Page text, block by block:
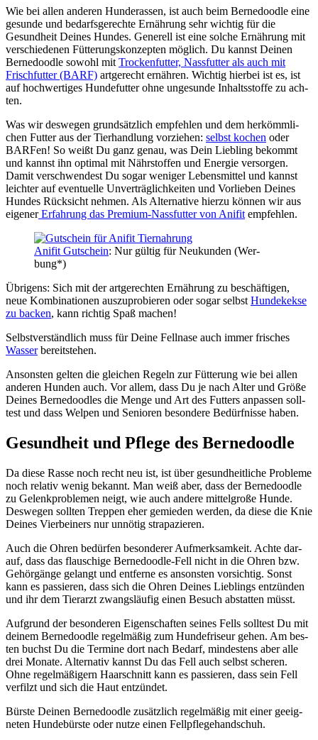
Wie bei allen ande­ren Hun­de­ras­sen, ist auch beim Ber­ne­dood­le eine
gesun­de und bedarfs­ge­rech­te Ernäh­rung sehr wich­tig für die
Gesund­heit Dei­nes Hun­des. Gene­rell ist eine sol­che Ernäh­rung mit
ver­schie­de­nen Füt­te­rungs­kon­zep­ten mög­lich. Du kannst Dei­nen
Ber­ne­dood­le sowohl mit Tro­cken­fut­ter, Nass­fut­ter als auch mit
Frisch­fut­ter (BARF) art­ge­recht ernäh­ren. Wich­tig hier­bei ist es, ist
auf hoch­wer­ti­ges Hun­de­fut­ter ohne unge­sun­de Inhalts­stof­fe zu ach­
ten.
Was wir des­we­gen grund­sätz­lich emp­feh­len und dem her­kömm­li­
chen Fut­ter aus der Tier­hand­lung vor­zie­hen: selbst kochen oder
BAR­Fen! So weißt Du ganz genau, was Dein Lieb­ling bekommt
und kannst ihn opti­mal mit Nähr­stof­fen und Ener­gie ver­sor­gen.
Damit ver­schwen­dest Du sogar weni­ger Lebens­mit­tel und kannst
leich­ter auf even­tu­el­le Unver­träg­lich­kei­ten und Vor­lie­ben Dei­nes
Hun­des Rück­sicht neh­men. Als Alter­na­ti­ve hier­zu kön­nen wir aus
eige­nerErfah­rung das Pre­mi­um-Nass­fut­ter von Ani­fit emp­feh­len.
Ani­fit Gut­schein: Nur gül­tig für Neu­kun­den (Wer­
bung*)
Übri­gens: Sich mit der art­ge­rech­ten Ernäh­rung zu beschäf­ti­gen,
neue Kom­bi­na­tio­nen aus­zu­pro­bie­ren oder sogar selbst Hun­de­kek­se
zu backen, kann rich­tig Spaß machen!
Selbst­ver­ständ­lich muss für Dei­ne Fell­na­se auch immer fri­sches
Was­serbereit­ste­hen.
Ansons­ten gel­ten die glei­chen Regeln zur Füt­te­rung wie bei allen
ande­ren Hun­den auch. Vor allem, dass Du je nach Alter und Grö­ße
Dei­nes Ber­ne­dood­les die Men­ge und Art des Fut­ters anpas­sen soll­
test und dass Wel­pen und Senio­ren beson­de­re Bedürf­nis­se haben.
Gesund­heit und Pfle­ge des Ber­ne­dood­le
Da die­se Ras­se noch recht neu ist, ist über gesund­heit­li­che Pro­ble­me
noch rela­tiv wenig bekannt. Man weiß aber, dass der Ber­ne­dood­le
zu Gelenk­pro­ble­men neigt, wie auch ande­re mit­tel­gro­ße Hun­de.
Des­we­gen soll­ten Trep­pen eher gemie­den wer­den, da die­se die Knie
Dei­nes Vier­bei­ners nur unnö­tig stra­pa­zie­ren.
Auch die Ohren bedür­fen beson­de­rer Auf­merk­sam­keit. Ach­te dar­
auf, dass das flau­schi­ge Ber­ne­dood­le-Fell nicht in die Ohren bzw.
Gehör­gän­ge gelangt und ent­fer­ne es ansons­ten vor­sich­tig. Sonst
kann es pas­sie­ren, dass sich die Ohren Dei­nes Lieb­lings ent­zün­den
und ihr dem Tier­arzt zwangs­läu­fig einen Besuch abstat­ten müsst.
Auf­grund der beson­de­ren Eigen­schaf­ten sei­nes Fells soll­test Du mit
dei­nem Ber­ne­dood­le regel­mä­ßig zum Hun­de­fri­seur gehen. Am bes­
ten buchst Du die Ter­mi­ne dort nach Bedarf, min­des­tens aber alle
drei Mona­te. Alter­na­tiv kannst Du das Fell auch selbst sche­ren.
Ohne regel­mä­ßi­gern Haar­schnitt kann es pas­sie­ren, dass sein Fell
ver­filzt und sich die Haut ent­zün­det.
Bürs­te Dei­nen Ber­ne­dood­le zusätz­lich regel­mä­ßig mit einer geeig­
ne­ten Hun­de­bürs­te oder nut­ze einen Fell­pfle­ge­hand­schuh.